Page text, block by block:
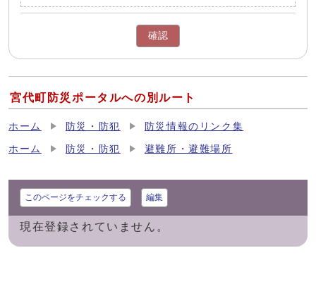
確認
宮代町防災ポータルへの別ルート
ホーム 防災・防犯 防災情報のリンク集
ホーム 防災・防犯 避難所・避難場所
このページをチェックする 編集
現在登録されていません。